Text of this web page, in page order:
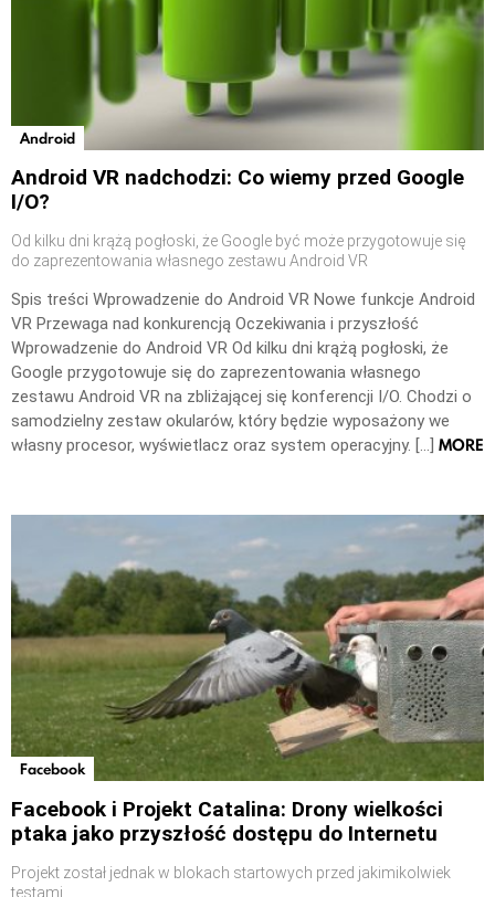
Android
Android VR nadchodzi: Co wiemy przed Google
I/O?
Od kilku dni krążą pogłoski, że Google być może przygotowuje się
do zaprezentowania własnego zestawu Android VR
Spis treści Wprowadzenie do Android VR Nowe funkcje Android
VR Przewaga nad konkurencją Oczekiwania i przyszłość
Wprowadzenie do Android VR Od kilku dni krążą pogłoski, że
Google przygotowuje się do zaprezentowania własnego
zestawu Android VR na zbliżającej się konferencji I/O. Chodzi o
samodzielny zestaw okularów, który będzie wyposażony we
własny procesor, wyświetlacz oraz system operacyjny. […] MORE
Facebook
Facebook i Projekt Catalina: Drony wielkości
ptaka jako przyszłość dostępu do Internetu
Projekt został jednak w blokach startowych przed jakimikolwiek
testami